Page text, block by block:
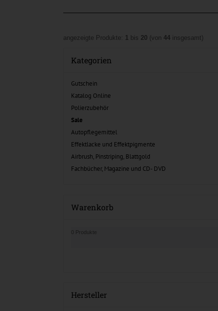
angezeigte Produkte: 1 bis 20 (von 44 insgesamt)
Kategorien
Gutschein
Katalog Online
Polierzubehör
Sale
Autopflegemittel
Effektlacke und Effektpigmente
Airbrush, Pinstriping, Blattgold
Fachbücher, Magazine und CD- DVD
Warenkorb
0 Produkte
Hersteller